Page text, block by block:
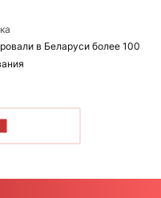
в Беларуси более 100